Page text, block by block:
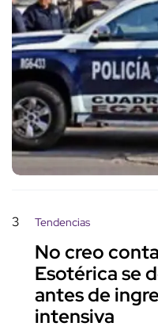
3 Tendencias
No creo
Esotérica se
antes de
intensiva